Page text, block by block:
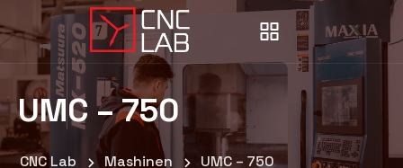
UMC – 750
CNC Lab Mashinen UMC – 750